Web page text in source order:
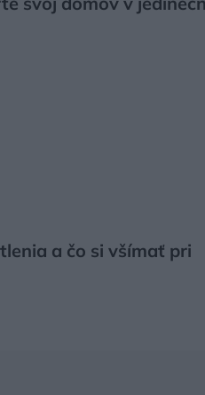
a čo si všímať pri